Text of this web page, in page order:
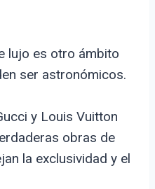
lujo es otro ámbito
ser astronómicos.
y Louis Vuitton
obras de
la exclusividad y el